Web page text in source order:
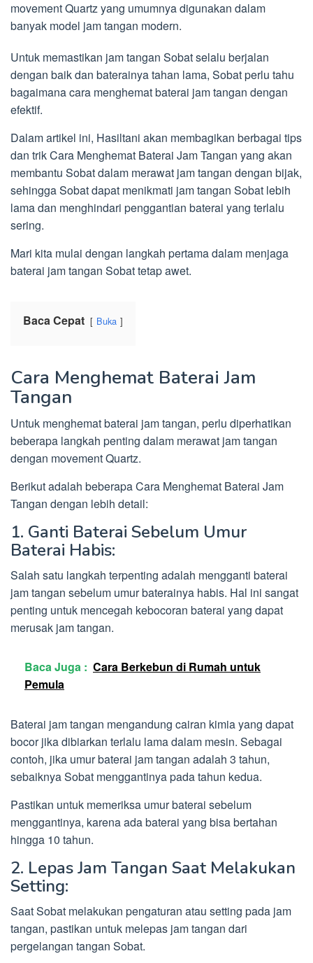
movement Quartz yang umumnya digunakan dalam
banyak model jam tangan modern.
Untuk memastikan jam tangan Sobat selalu berjalan
dengan baik dan baterainya tahan lama, Sobat perlu tahu
bagaimana cara menghemat baterai jam tangan dengan
efektif.
Dalam artikel ini, Hasiltani akan membagikan berbagai tips
dan trik Cara Menghemat Baterai Jam Tangan yang akan
membantu Sobat dalam merawat jam tangan dengan bijak,
sehingga Sobat dapat menikmati jam tangan Sobat lebih
lama dan menghindari penggantian baterai yang terlalu
sering.
Mari kita mulai dengan langkah pertama dalam menjaga
baterai jam tangan Sobat tetap awet.
Baca Cepat Buka
Cara Menghemat Baterai Jam
Tangan
Untuk menghemat baterai jam tangan, perlu diperhatikan
beberapa langkah penting dalam merawat jam tangan
dengan movement Quartz.
Berikut adalah beberapa Cara Menghemat Baterai Jam
Tangan dengan lebih detail:
1. Ganti Baterai Sebelum Umur
Baterai Habis:
Salah satu langkah terpenting adalah mengganti baterai
jam tangan sebelum umur baterainya habis. Hal ini sangat
penting untuk mencegah kebocoran baterai yang dapat
merusak jam tangan.
Baca Juga : Cara Berkebun di Rumah untuk
Pemula
Baterai jam tangan mengandung cairan kimia yang dapat
bocor jika dibiarkan terlalu lama dalam mesin. Sebagai
contoh, jika umur baterai jam tangan adalah 3 tahun,
sebaiknya Sobat menggantinya pada tahun kedua.
Pastikan untuk memeriksa umur baterai sebelum
menggantinya, karena ada baterai yang bisa bertahan
hingga 10 tahun.
2. Lepas Jam Tangan Saat Melakukan
Setting:
Saat Sobat melakukan pengaturan atau setting pada jam
tangan, pastikan untuk melepas jam tangan dari
pergelangan tangan Sobat.